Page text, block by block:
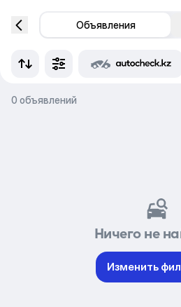
Объявления
0 объявлений
Ничего не
Изменить